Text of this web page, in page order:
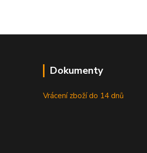
Dokumenty
Vrácení zboží do 14 dnů